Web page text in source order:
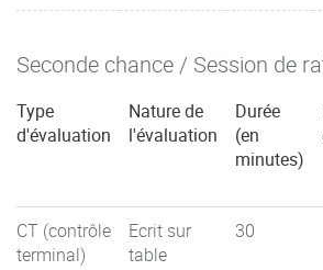
Seconde chance / Session de
Type
d'évaluation
Nature de
l'évaluation
Durée
(en
minutes)
CT (contrôle
terminal)
Ecrit sur
table
30